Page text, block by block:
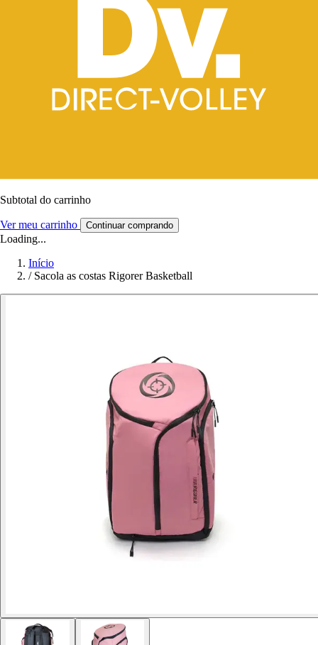
Subtotal do carrinho
Ver meu carrinho Continuar comprando
Loading...
Início
/ Sacola as costas Rigorer Basketball